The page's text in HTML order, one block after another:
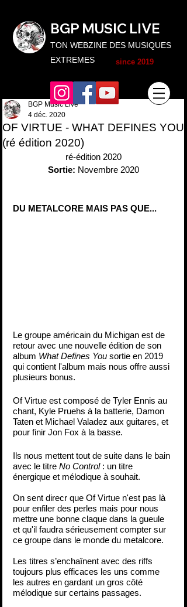
TON WEBZINE DES MUSIQUES
EXTREMES
BGP MUSIC LIVE
since 2019
OF VIRTUE - WHAT DEFINES YOU
(ré édition 2020)
BGP Music Live
4 déc. 2020
ré-édition 2020
Sortie: Novembre 2020
DU METALCORE MAIS PAS QUE...
Le groupe américain du Michigan est de
retour avec une nouvelle édition de son
album What Defines You sortie en 2019
qui contient l'album mais nous offre aussi
plusieurs bonus.
Of Virtue est composé de Tyler Ennis au
chant, Kyle Pruehs à la batterie, Damon
Taten et Michael Valadez aux guitares, et
pour finir Jon Fox à la basse.
Ils nous mettent tout de suite dans le bain
avec le titre No Control : un titre
énergique et mélodique à souhait.
On sent direcr que Of Virtue n'est pas là
pour enfiler des perles mais pour nous
mettre une bonne claque dans la gueule
et qu'il faudra sérieusement compter sur
ce groupe dans le monde du metalcore.
Les titres s’enchaînent avec des riffs
toujours plus efficaces les uns comme
les autres en gardant un gros côté
mélodique sur certains passages.